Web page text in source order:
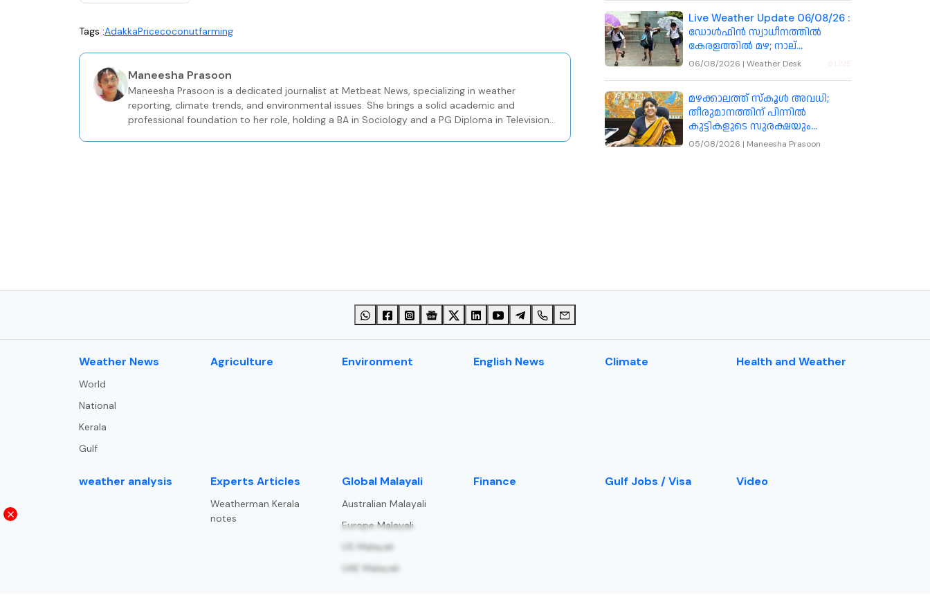
Tags :AdakkaPricecoconutfarming
Maneesha Prasoon
Maneesha Prasoon is a dedicated journalist at Metbeat News, specializing in weather
reporting, climate trends, and environmental issues. She brings a solid academic and
professional foundation to her role, holding a BA in Sociology and a PG Diploma in Television
Live Weather Update 06/08/26 :
ഡോൾഫിൻ സ്വാധീനത്തിൽ
കേരളത്തിൽ മഴ; നാല്
ജില്ലകളിലെ വിദ്യാഭ്യാസ
06/08/2026 | Weather Desk
മഴക്കാലത്ത് സ്കൂൾ അവധി;
തീരുമാനത്തിന് പിന്നിൽ
കുട്ടികളുടെ സുരക്ഷയും
യാഥാർഥ്യ സാഹചര്യങ്ങളും:
05/08/2026 | Maneesha Prasoon
⁠Weather News
World
National
Kerala
Gulf
Agriculture Environment English News Climate Health and Weather
weather analysis Experts Articles
Weatherman Kerala
notes
⁠Global Malayali
Australian Malayali
Europe Malayali
US Malayali
UAE Malayali
Finance Gulf Jobs / Visa Video